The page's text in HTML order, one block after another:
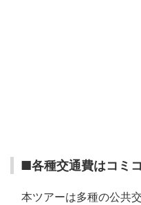
■各種交通費はコミ
本ツアーは多種の公共